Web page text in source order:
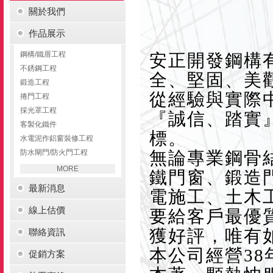
關於我們
作品展示
鋼構/鐵厝工程
不銹鋼工程
鍛造工程
捲門工程
採光罩工程
客製化鐵件
水電泥作鋁窗裝修工程
防水閘門/防火門工程
MORE
最新消息
線上估價
聯絡資訊
促銷方案
安正開發鋼構
全、堅固、美
從經驗與實際
『誠信、踏實
標。
無論專業鋼骨
鐵門窗、鍛造
電施工、土木
要給客戶最優
獲好評，唯有
本公司經營38